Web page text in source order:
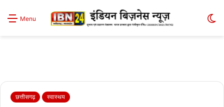
Menu
छत्तीसगढ़ स्वास्थय